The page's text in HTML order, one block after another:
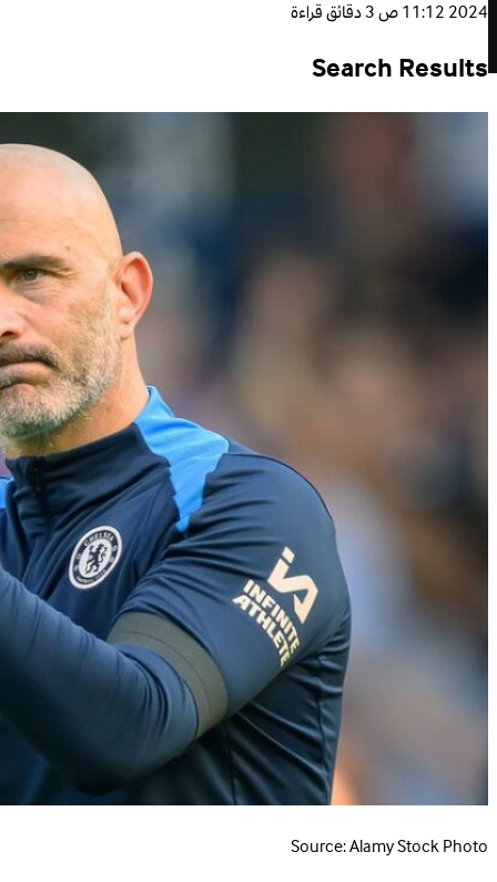
2024 11:12 ص
3 دقائق قراءة
Search Results
Source: Alamy Stock Photo